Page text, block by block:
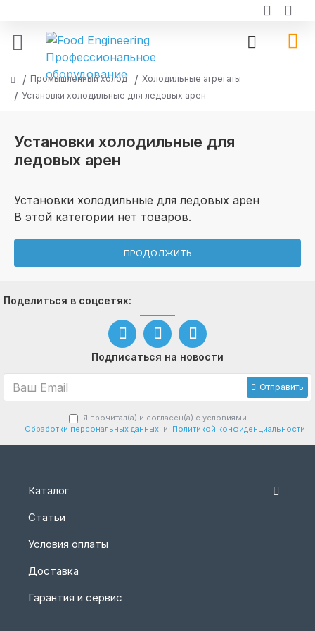
Промышленный холод
Холодильные агрегаты
Установки холодильные для ледовых арен
Установки холодильные для
ледовых арен
Установки холодильные для ледовых арен
В этой категории нет товаров.
ПРОДОЛЖИТЬ
Поделиться в соцсетях:
Подписаться на новости
Отправить
Я прочитал(а) и согласен(а) с условиями
Обработки персональных данных и Политикой конфиденциальности
Каталог
Статьи
Условия оплаты
Доставка
Гарантия и сервис